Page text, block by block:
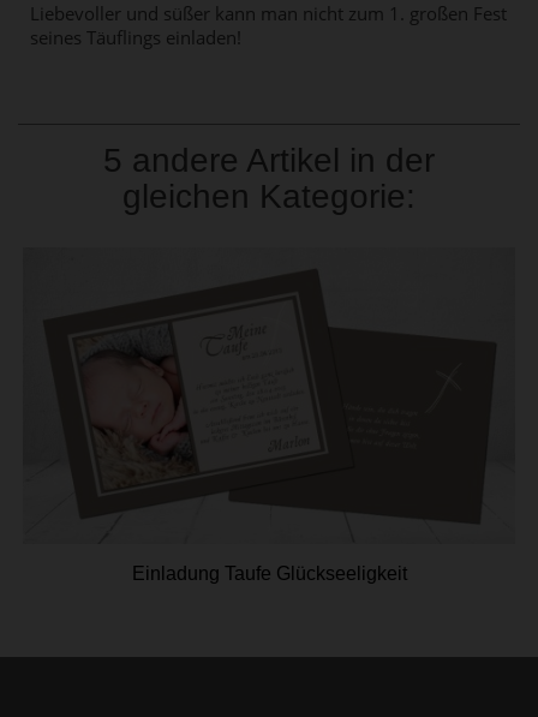
Liebevoller und süßer kann man nicht zum 1. großen Fest
seines Täuflings einladen!
5 andere Artikel in der
gleichen Kategorie:
Einladung Taufe Glückseeligkeit